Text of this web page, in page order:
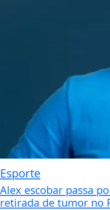
Esporte
Alex escobar passa
retirada de tumor no